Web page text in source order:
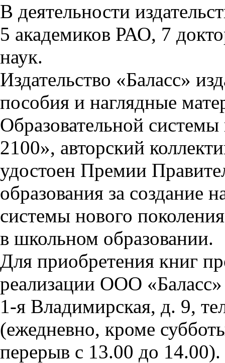
В деятельности
5 академиков РАО, 7
наук.
Издательство «Баласс»
пособия и наглядные
Образовательной
2100», авторский
удостоен Премии
образования за создание
системы нового
в школьном образовании.
Для приобретения книг
реализации ООО
1-я Владимирская, д. 9,
(ежедневно, кроме
перерыв с 13.00 до 14.00).